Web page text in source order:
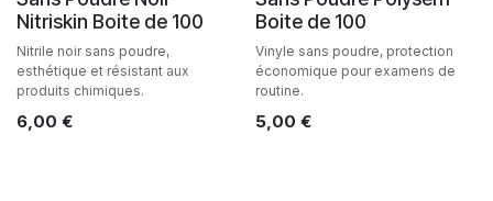
Nitriskin Boite de 100
Nitrile noir sans poudre,
esthétique et résistant aux
produits chimiques.
6,00 €
Boite de 100
Vinyle sans poudre, protection
économique pour examens de
routine.
5,00 €